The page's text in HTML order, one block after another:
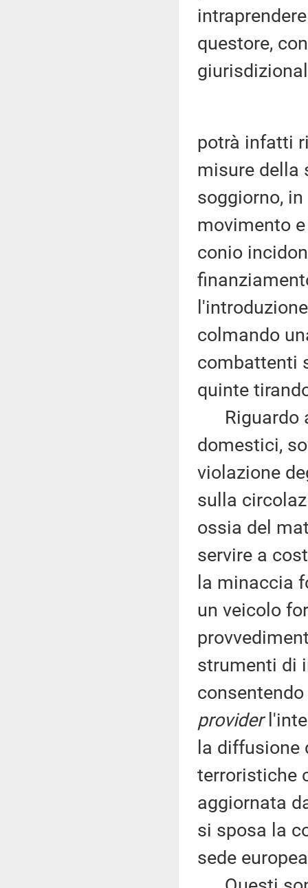
questore,
potrà infatti
misure della
soggiorno,
movimento
conio
colmando
combattenti
quinte
Riguardo
domestici,
violazione
sulla
ossia del
servire a
la minaccia
un veicolo
strumenti di
provider
la
terroristiche
aggiornata
si sposa la
sede